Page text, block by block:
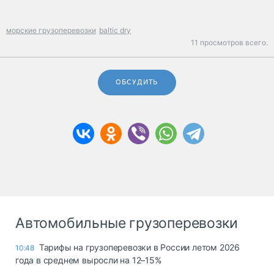
морские грузоперевозки baltic dry
11 просмотров всего.
ОБСУДИТЬ
Автомобильные грузоперевозки
10:48 Тарифы на грузоперевозки в России летом 2026
года в среднем выросли на 12–15%